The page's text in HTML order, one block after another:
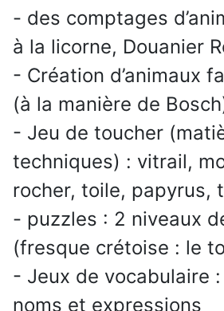
- des comptages
à la licorne, Douanier
- Création d’animaux
(à la manière de
- Jeu de toucher
techniques) : vitrail,
rocher, toile, papyrus,
- puzzles : 2 niveaux
(fresque crétoise : le
- Jeux de vocabulaire
noms et expressions